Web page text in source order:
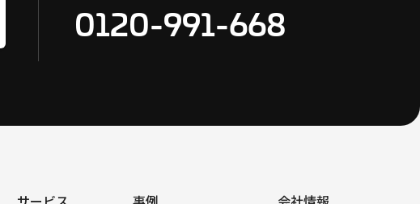
0120-991-668